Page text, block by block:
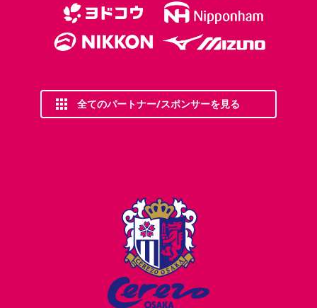
全てのパートナー/スポンサーを見る